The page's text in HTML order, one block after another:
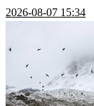
2026-08-07 15:34